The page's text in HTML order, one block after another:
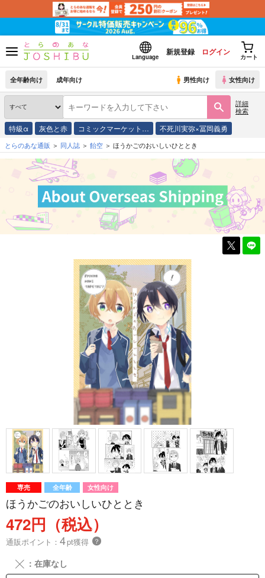
Language
新規登録 ログイン
カート
全年齢向け 成年向け 男性向け 女性向け
詳細
検索
特級α 灰色と赤 コミックマーケット… 不死川実弥×冨岡義勇
とらのあな通販 同人誌 飴空 ほうかごのおいしいひととき
専売 全年齢 女性向け
ほうかごのおいしいひととき
472円（税込）
通販ポイント： 4pt獲得 ？
╳ ：在庫なし